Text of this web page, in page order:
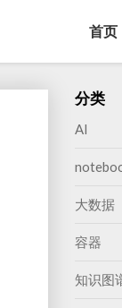
首页
分类
AI
大数据
容器
知识图